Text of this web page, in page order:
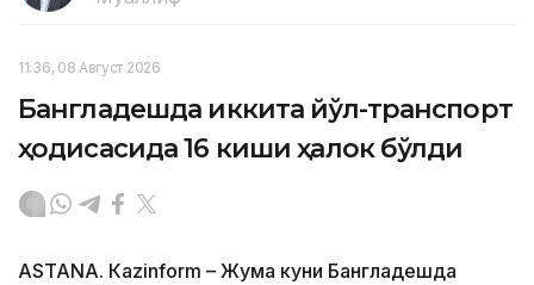
11:36, 08 Август 2026
Бангладешда иккита йўл-транспорт
ҳодисасида 16 киши ҳалок бўлди
ASTANА. Кazinform – Жума куни Бангладешда